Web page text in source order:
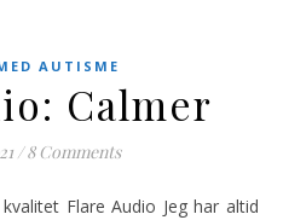
AUTISME
Calmer
/ 8 Comments